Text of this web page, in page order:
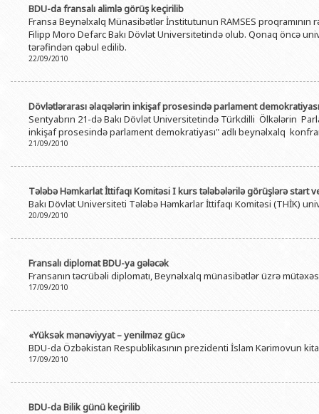
BDU-nun məzunları
Fəxri doktorlarımız
BDU-da təhsil
BDU-da tədris olunan ixtisaslar
Universitet tarixinin ən mühüm hadisələri
İnsan resursları və hüquq şöbəsi
Sənədlər və Müraciətlərlə iş
Keyfiyyətin təminatı, monitorinq
Psixoloji Yardım Sektoru
Mədəniyyət-yaradıcılıq Mərkəzi
Filologiya fakültəsi
Beynəlxalq
Hüquq fakültəsi
Jurnalistika fakültəsi
Sosial elmlər və
Publik
BDU-da fransalı alimlə görüş keçirilib
Fransa Beynəlxalq Münasibətlər İnstitutunun RAMSES
Filipp Moro Defarc Bakı Dövlət Universitetində olub. Qonaq öncə
tərəfindən qəbul edilib.
22/09/2010
Dövlətlərarası əlaqələrin inkişaf prosesində parlament
Sentyabrın 21-də Bakı Dövlət Universitetində Türkdilli Ölkələrin
inkişaf prosesində parlament demokratiyası" adlı beynəlxalq
21/09/2010
Tələbə Həmkarlat İttifaqı Komitəsi I kurs tələbələrilə görüşlərə start
Bakı Dövlət Universiteti Tələbə Həmkarlar İttifaqı Komitəsi (THİK)
20/09/2010
Fransalı diplomat BDU-ya gələcək
Fransanın təcrübəli diplomatı, Beynəlxalq münasibətlər üzrə
17/09/2010
«Yüksək mənəviyyat – yenilməz güc»
BDU-da Özbəkistan Respublikasının prezidenti İslam Kərimovun
17/09/2010
BDU-da Bilik günü keçirilib